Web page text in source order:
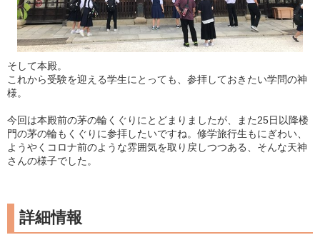
そして本殿。
これから受験を迎える学生にとっても、参拝しておきたい学問の神
様。
今回は本殿前の茅の輪くぐりにとどまりましたが、また25日以降楼
門の茅の輪もくぐりに参拝したいですね。修学旅行生もにぎわい、
ようやくコロナ前のような雰囲気を取り戻しつつある、そんな天神
さんの様子でした。
詳細情報